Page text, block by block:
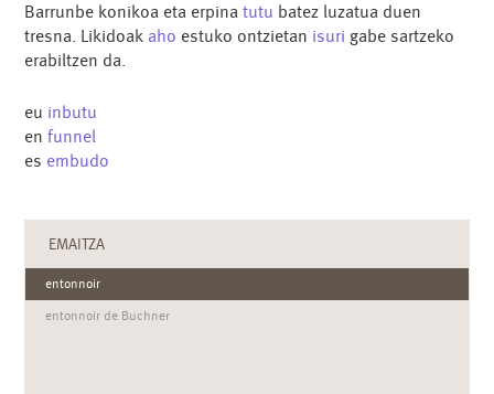
Barrunbe konikoa eta erpinatutu batez luzatua duen
tresna. Likidoak aho estuko ontzietan isuri gabe sartzeko
erabiltzen da.
eu inbutu
enfunnel
es embudo
EMAITZA
entonnoir
entonnoir de Buchner